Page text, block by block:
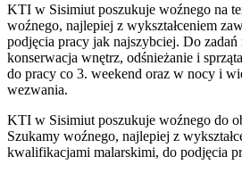
KTI w Sisimiut poszukuje woźnego na
woźnego, najlepiej z wykształceniem
podjęcia pracy jak najszybciej. Do zadań
konserwacja wnętrz, odśnieżanie i
do pracy co 3. weekend oraz w nocy i
wezwania.
KTI w Sisimiut poszukuje woźnego do
Szukamy woźnego, najlepiej z
kwalifikacjami malarskimi, do podjęcia